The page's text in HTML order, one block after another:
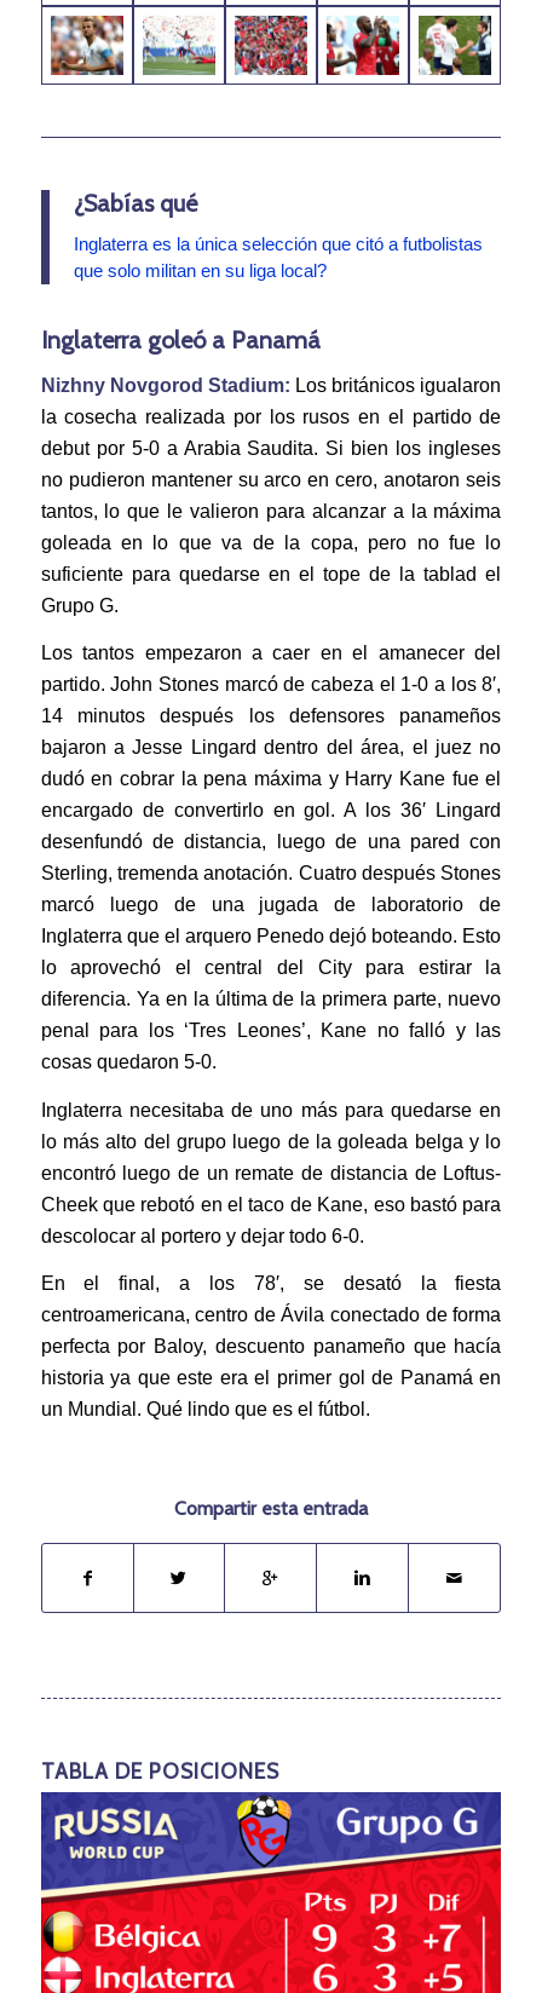
¿Sabías qué
Inglaterra es la única selección que citó a futbolistas
que solo militan en su liga local?
Inglaterra goleó a Panamá
Nizhny Novgorod Stadium: Los británicos igualaron
la cosecha realizada por los rusos en el partido de
debut por 5-0 a Arabia Saudita. Si bien los ingleses
no pudieron mantener su arco en cero, anotaron seis
tantos, lo que le valieron para alcanzar a la máxima
goleada en lo que va de la copa, pero no fue lo
suficiente para quedarse en el tope de la tablad el
Grupo G.
Los tantos empezaron a caer en el amanecer del
partido. John Stones marcó de cabeza el 1-0 a los 8′,
14 minutos después los defensores panameños
bajaron a Jesse Lingard dentro del área, el juez no
dudó en cobrar la pena máxima y Harry Kane fue el
encargado de convertirlo en gol. A los 36′ Lingard
desenfundó de distancia, luego de una pared con
Sterling, tremenda anotación. Cuatro después Stones
marcó luego de una jugada de laboratorio de
Inglaterra que el arquero Penedo dejó boteando. Esto
lo aprovechó el central del City para estirar la
diferencia. Ya en la última de la primera parte, nuevo
penal para los ‘Tres Leones’, Kane no falló y las
cosas quedaron 5-0.
Inglaterra necesitaba de uno más para quedarse en
lo más alto del grupo luego de la goleada belga y lo
encontró luego de un remate de distancia de Loftus-
Cheek que rebotó en el taco de Kane, eso bastó para
descolocar al portero y dejar todo 6-0.
En el final, a los 78′, se desató la fiesta
centroamericana, centro de Ávila conectado de forma
perfecta por Baloy, descuento panameño que hacía
historia ya que este era el primer gol de Panamá en
un Mundial. Qué lindo que es el fútbol.
Compartir esta entrada
TABLA DE POSICIONES